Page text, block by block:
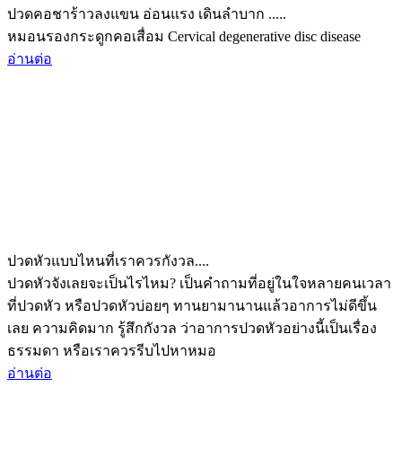
ปวดคอชาร้าวลงแขน อ่อนแรง เดินลำบาก .....
หมอนรองกระดูกคอเสื่อม Cervical degenerative disc disease
อ่านต่อ
ปวดหัวแบบไหนที่เราควรกังวล....
ปวดหัวจังเลยจะเป็นไรไหม? เป็นคำถามที่อยู่ในใจหลายคนเวลา
ที่ปวดหัว หรือปวดหัวบ่อยๆ ทานยามานานแล้วอาการไม่ดีขึ้น
เลย ความคิดมาก รู้สึกกังวล ว่าอาการปวดหัวอย่างนี้เป็นเรื่อง
ธรรมดา หรือเราควรรีบไปหาหมอ
อ่านต่อ